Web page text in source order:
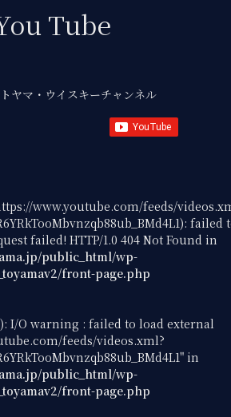
Tube
ヤマ・ウイスキーチャンネル
www.youtube.com/feeds/
failed
failed! HTTP/1.0 404 Not Found in
public_html/wp-
front-page.php
I/O warning : failed to load external
feeds/videos.xml?
in
public_html/wp-
front-page.php